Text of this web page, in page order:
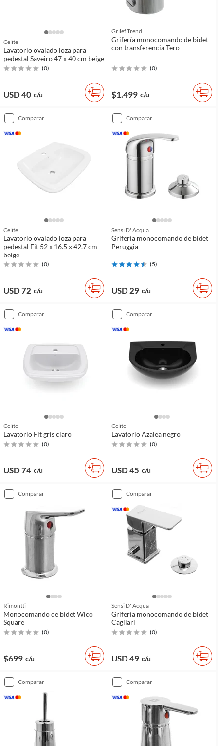
Celite
Lavatorio ovalado loza para
pedestal Saveiro 47 x 40 cm beige
(0)
USD 40 c/u
Grilef Trend
Grifería monocomando de bidet
con transferencia Tero
(0)
$1.499 c/u
comparar
Celite
Lavatorio ovalado loza para
pedestal Fit 52 x 16.5 x 42.7 cm
beige
(0)
USD 72 c/u
comparar
Sensi D' Acqua
Grifería monocomando de bidet
Peruggia
(5)
USD 29 c/u
comparar
Celite
Lavatorio Fit gris claro
(0)
USD 74 c/u
comparar
Celite
Lavatorio Azalea negro
(0)
USD 45 c/u
comparar
Rimontti
Monocomando de bidet Wico
Square
(0)
$699 c/u
comparar
Sensi D' Acqua
Grifería monocomando de bidet
Cagliari
(0)
USD 49 c/u
comparar comparar